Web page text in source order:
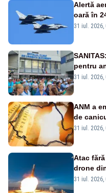
Alertă
oară în
31 iul. 2026,
pentru
Legii
31 iul. 2026,
ANM a
de
de
31 iul. 2026,
Atac
drone
31 iul. 2026,